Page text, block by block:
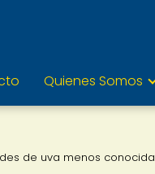
Quienes Somos
de uva menos